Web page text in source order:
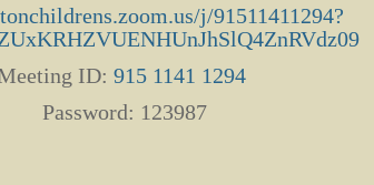
j/91511411294?
ID:915 1141 1294
Password: 123987